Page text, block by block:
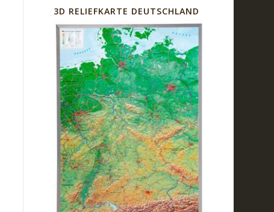
3D RELIEFKARTE DEUTSCHLAND